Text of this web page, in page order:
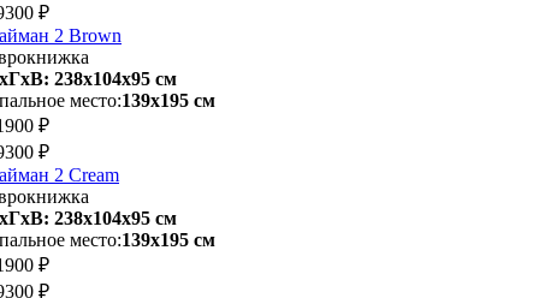
₽
2 Brown
238х104x95 см
место:139х195 см
₽
₽
2 Cream
238х104x95 см
место:139х195 см
₽
₽